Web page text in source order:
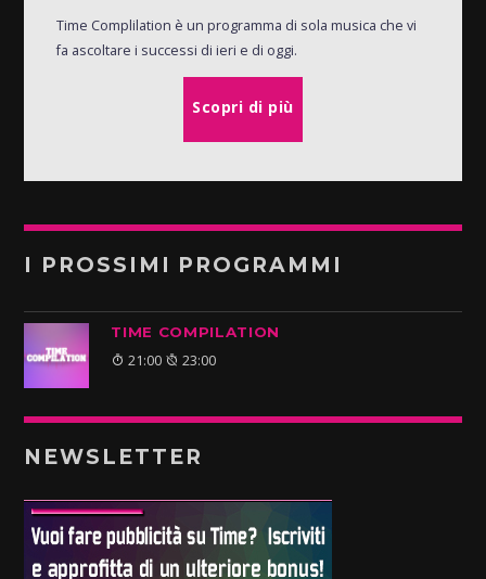
Time Complilation è un programma di sola musica che vi
fa ascoltare i successi di ieri e di oggi.
Scopri di più
I PROSSIMI PROGRAMMI
TIME COMPILATION
21:00 23:00
NEWSLETTER